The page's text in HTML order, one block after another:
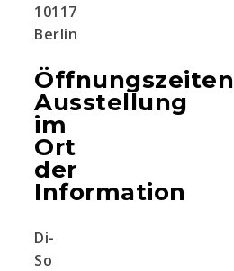
10117
Berlin
Öffnungszeiten
Ausstellung
im
Ort
der
Information
Di-
So